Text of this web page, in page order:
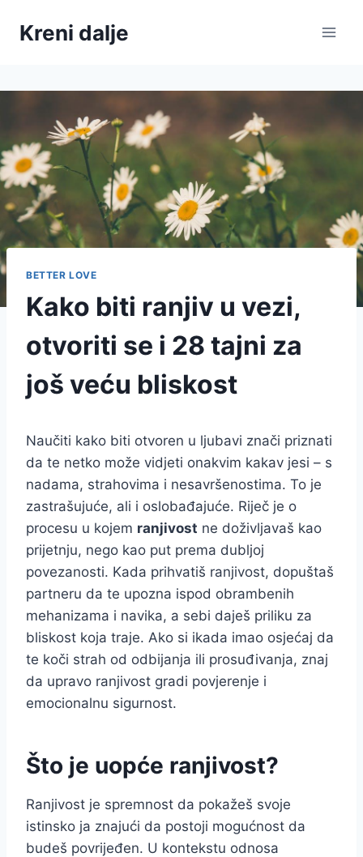
Kreni dalje
BETTER LOVE
Kako biti ranjiv u vezi,
otvoriti se i 28 tajni za
još veću bliskost
Naučiti kako biti otvoren u ljubavi znači priznati
da te netko može vidjeti onakvim kakav jesi – s
nadama, strahovima i nesavršenostima. To je
zastrašujuće, ali i oslobađajuće. Riječ je o
procesu u kojem ranjivost ne doživljavaš kao
prijetnju, nego kao put prema dubljoj
povezanosti. Kada prihvatiš ranjivost, dopuštaš
partneru da te upozna ispod obrambenih
mehanizama i navika, a sebi daješ priliku za
bliskost koja traje. Ako si ikada imao osjećaj da
te koči strah od odbijanja ili prosuđivanja, znaj
da upravo ranjivost gradi povjerenje i
emocionalnu sigurnost.
Što je uopće ranjivost?
Ranjivost je spremnost da pokažeš svoje
istinsko ja znajući da postoji mogućnost da
budeš povrijeđen. U kontekstu odnosa